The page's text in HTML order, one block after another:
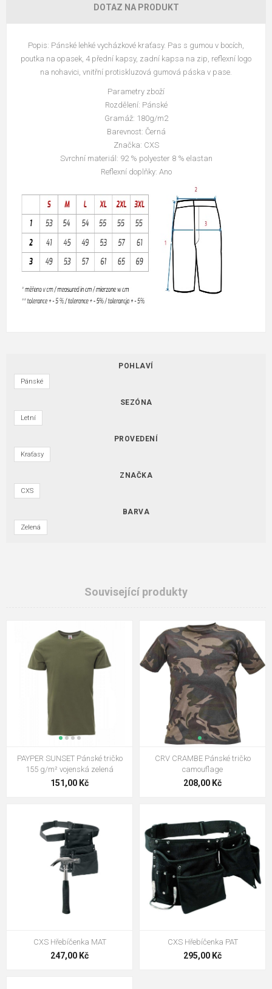
DOTAZ NA PRODUKT
Popis: Pánské lehké vycházkové kraťasy. Pas s gumou v bocích,
poutka na opasek, 4 přední kapsy, zadní kapsa na zip, reflexní logo
na nohavici, vnitřní protiskluzová gumová páska v pase.
Parametry zboží
Rozdělení: Pánské
Gramáž: 180g/m2
Barevnost: Černá
Značka: CXS
Svrchní materiál: 92 % polyester 8 % elastan
Reflexní doplňky: Ano
POHLAVÍ
Pánské
SEZÓNA
Letní
PROVEDENÍ
Kraťasy
ZNAČKA
CXS
BARVA
Zelená
Související produkty
PAYPER SUNSET Pánské tričko
155 g/m² vojenská zelená
151,00 Kč
CRV CRAMBE Pánské tričko
camouflage
208,00 Kč
CXS Hřebíčenka MAT
247,00 Kč
CXS Hřebíčenka PAT
295,00 Kč